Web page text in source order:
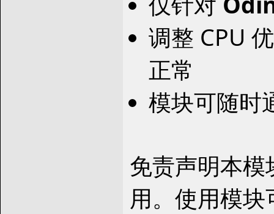
调整 CPU
正常
模块可随时
免责声明本
用。使用模